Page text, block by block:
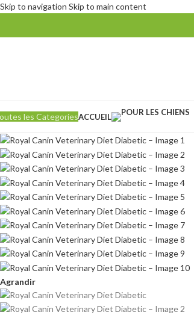
Skip to navigation Skip to main content
les CategoriesACCUEIL
Agrandir